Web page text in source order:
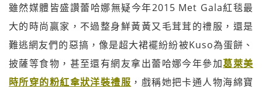
雖然媒體皆盛讚蕾哈娜無疑今年2015 Met Gala紅毯最
大的時尚贏家，不過整身鮮黃黃又毛茸茸的禮服，還是
難逃網友們的惡搞，像是超大裙襬紛紛被Kuso為蛋餅、
披薩等食物，甚至還有網友拿出蕾哈娜今年參加葛萊美
時所穿的粉紅傘狀洋裝禮服 ，戲稱她把卡通人物海綿寶